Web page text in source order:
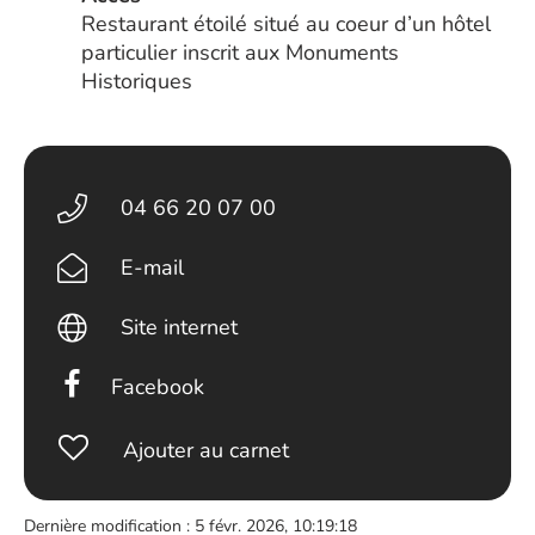
Restaurant étoilé situé au coeur d’un hôtel
particulier inscrit aux Monuments
Historiques
04 66 20 07 00
E-mail
Site internet
Facebook
Ajouter au carnet
Dernière modification : 5 févr. 2026, 10:19:18